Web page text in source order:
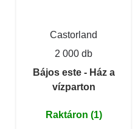
Castorland
2 000 db
Bájos este - Ház a
vízparton
Raktáron (1)